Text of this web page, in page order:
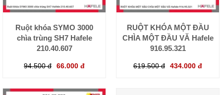
Ruột khóa SYMO 3000
chìa trùng SH7 Hafele
210.40.607
94.500 đ 66.000 đ
RUỘT KHÓA MỘT ĐẦU
CHÌA MỘT ĐẦU VĂ Hafele
916.95.321
619.500 đ 434.000 đ